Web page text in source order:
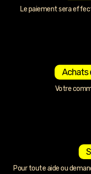
Le paiement sera
Achats
Votre
Pour toute aide ou